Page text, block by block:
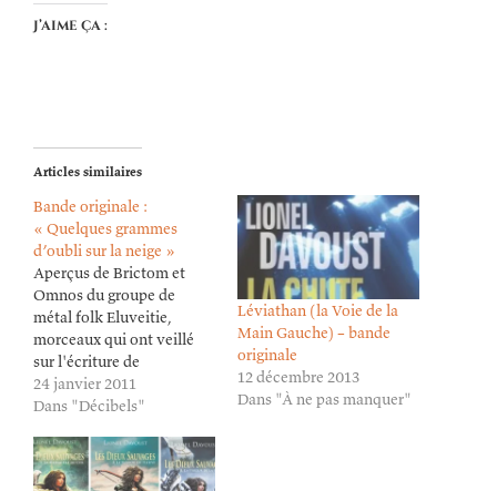
J’aime ça :
Articles similaires
Bande originale :
« Quelques grammes
d’oubli sur la neige »
Aperçus de Brictom et
Omnos du groupe de
métal folk Eluveitie,
morceaux qui ont veillé
sur l'écriture de
"Quelques grammes
d'oubli sur la neige ».
24 janvier 2011
Dans "Décibels"
Léviathan (la Voie de la
Main Gauche) – bande
originale
12 décembre 2013
Dans "À ne pas manquer"